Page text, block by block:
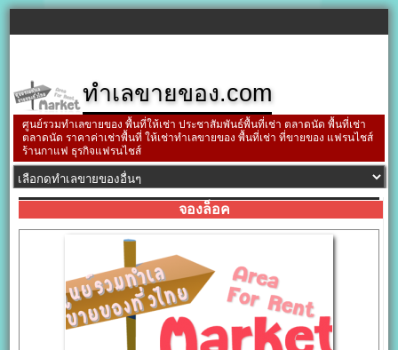
ทำเลขายของ.com
ศูนย์รวมทำเลขายของ พื้นที่ให้เช่า ประชาสัมพันธ์พื้นที่เช่า ตลาดนัด พื้นที่เช่า
ตลาดนัด ราคาค่าเช่าพื้นที่ ให้เช่าทำเลขายของ พื้นที่เช่า ที่ขายของ แฟรนไชส์
ร้านกาแฟ ธุรกิจแฟรนไชส์
จองล็อค